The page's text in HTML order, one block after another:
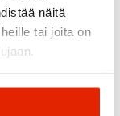
näitä
tai joita on
SALE